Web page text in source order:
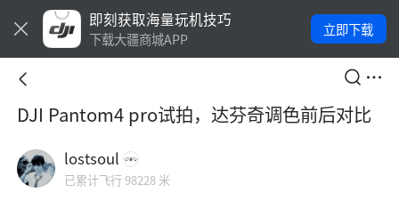
即刻获取海量玩机技巧
下载大疆商城APP
立即下载
DJI Pantom4 pro试拍，达芬奇调色前后对比
lostsoul
已累计飞行 98228 米